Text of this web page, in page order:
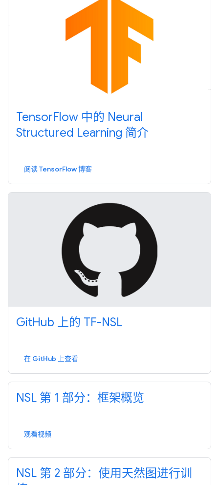
TensorFlow 中的 Neural
Structured Learning 简介
阅读 TensorFlow 博客
GitHub 上的 TF-NSL
在 GitHub 上查看
NSL 第 1 部分：框架概览
观看视频
NSL 第 2 部分：使用天然图进行训